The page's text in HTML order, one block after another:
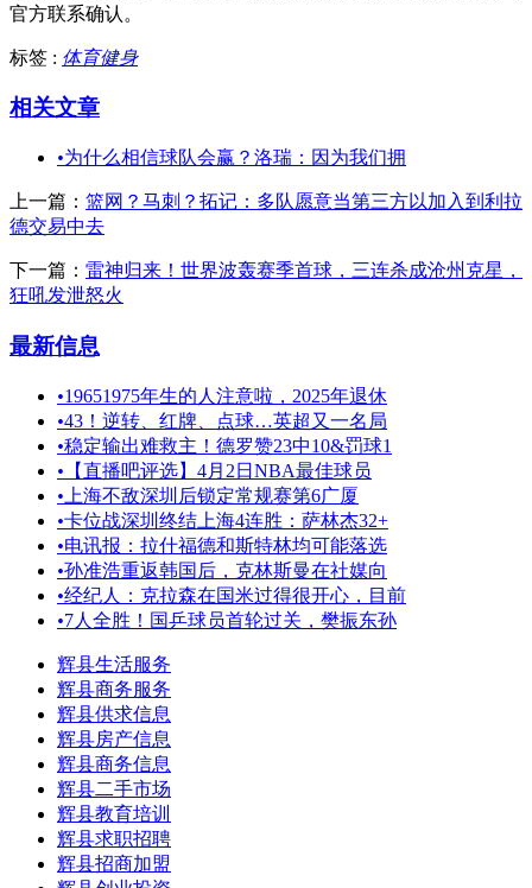
官方联系确认。
标签 : 体育健身
相关文章
•为什么相信球队会赢？洛瑞：因为我们拥
上一篇： 篮网？马刺？拓记：多队愿意当第三方以加入到利拉
德交易中去
下一篇： 雷神归来！世界波轰赛季首球，三连杀成沧州克星，
狂吼发泄怒火
最新信息
•19651975年生的人注意啦，2025年退休
•43！逆转、红牌、点球…英超又一名局
•稳定输出难救主！德罗赞23中10&罚球1
• 【直播吧评选】4月2日NBA最佳球员
• 上海不敌深圳后锁定常规赛第6广厦
•卡位战深圳终结上海4连胜：萨林杰32+
•电讯报：拉什福德和斯特林均可能落选
•孙准浩重返韩国后，克林斯曼在社媒向
•经纪人：克拉森在国米过得很开心，目前
•7人全胜！国乒球员首轮过关，樊振东孙
辉县生活服务
辉县商务服务
辉县供求信息
辉县房产信息
辉县商务信息
辉县二手市场
辉县教育培训
辉县求职招聘
辉县招商加盟